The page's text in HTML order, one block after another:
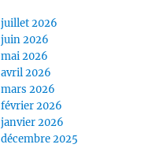
juillet 2026
juin 2026
mai 2026
avril 2026
mars 2026
février 2026
janvier 2026
décembre 2025